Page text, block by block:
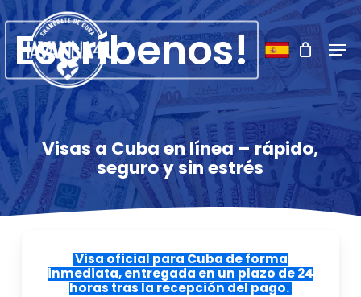
Skip
to
main
content
Escríbenos!
Visas a Cuba en línea – rápido,
seguro y sin estrés
Visa oficial para Cuba de forma
inmediata, entregada en un plazo de 24
horas tras la recepción del pago.
Menu